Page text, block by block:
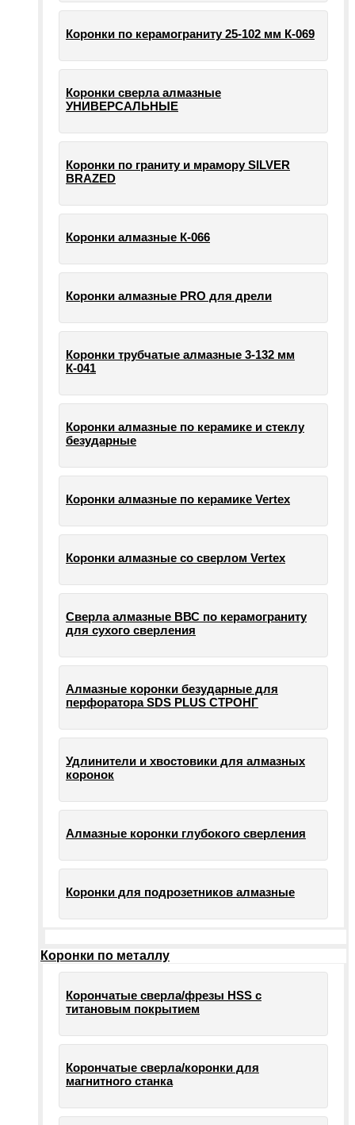
Коронки по керамограниту 25-102 мм К-069
Коронки сверла алмазные
УНИВЕРСАЛЬНЫЕ
Коронки по граниту и мрамору SILVER
BRAZED
Коронки алмазные К-066
Коронки алмазные PRO для дрели
Коронки трубчатые алмазные 3-132 мм
К-041
Коронки алмазные по керамике и стеклу
безударные
Коронки алмазные по керамике Vertex
Коронки алмазные со сверлом Vertex
Сверла алмазные ВВС по керамограниту
для сухого сверления
Алмазные коронки безударные для
перфоратора SDS PLUS СТРОНГ
Удлинители и хвостовики для алмазных
коронок
Алмазные коронки глубокого сверления
Коронки для подрозетников алмазные
Коронки по металлу
Корончатые сверла/фрезы HSS c
титановым покрытием
Корончатые сверла/коронки для
магнитного станка